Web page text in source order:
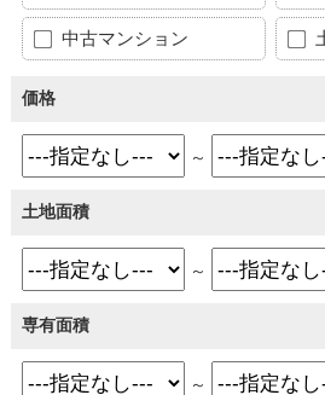
中古マンション
価格
～
土地面積
～
専有面積
～